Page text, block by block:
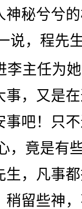
神秘兮兮
说，程先
李主任为
事，又是
事吧！只
，竟是有
生，凡事
稍留些神